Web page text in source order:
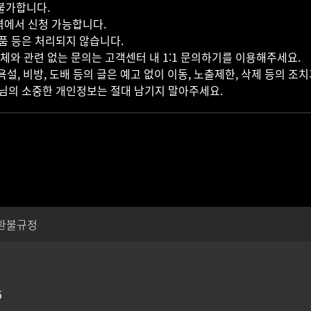
가합니다.
서 신청 가능합니다.
등은 처리되지 않습니다.
와 관련 없는 문의는 고객센터 내 1:1 문의하기를 이용해주세요.
, 비방, 도배 등의 글은 예고 없이 이동, 노출제한, 삭제 등의 조
의 소중한 개인정보는 절대 남기지 말아주세요.
불규정